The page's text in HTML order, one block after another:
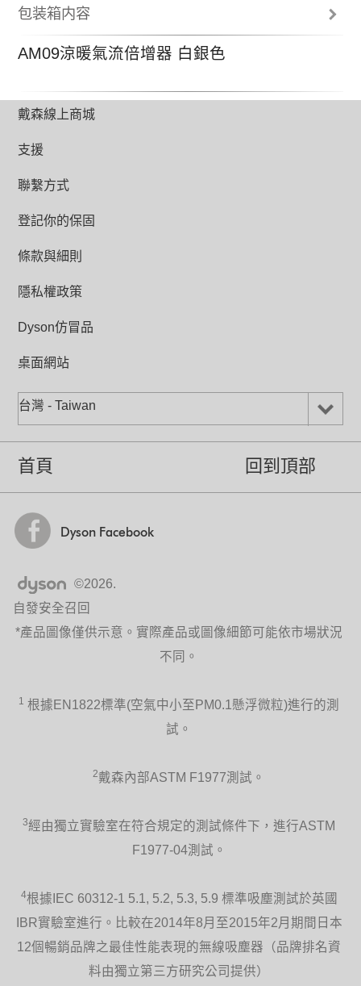
或以廣角模式專為廣角送風以帶動周圍氣
暖空氣透過2.5毫米的窄氣道加速進入，經
過流線型斜板導正方向，繼而在集中模式
氣流相遇時，通過45度投射器將氣流導
出，廣角釋放強勁氣流。
四季適用
在冬天快速均勻溫暖房間，在夏天帶動冷
能當作強勁電風扇使用，但事實上所輸送
的微弱氣流根本無法有效降溫。全新
鐘能吸入28公升空氣，所帶動的強勁氣流
能讓您保持清涼舒適，全年適用！
空氣通過窄氣道加速，所產生的氣流經過
成誘導作用，把強勁而流暢的溫暖氣流輸
送到任何位置。
精準、節能加熱
全新Dyson Hot + Cool™涼暖氣流倍增器
監控環境溫度，以提供精準的加熱控制。
絕不超過設定溫度，不會像其他產品一樣
遠、更快速地在房間中流通，節省電力和
全新Dyson Hot + Cool™涼暖氣流倍增器
無外露發熱元件，不會產生灰塵燒焦的氣
味。備有自動斷電功能及Air Multiplier™氣
流倍增技術，沒有可見的轉動葉片，設計
最高風速
包装箱内容
使用說明
2年零件及人工保固
AM09涼暖氣流倍增器 白銀色
戴森線上商城
支援
聯繫方式
登記你的保固
條款與細則
隱私權政策
Dyson仿冒品
桌面網站
台灣 - Taiwan
首頁 回到頂部
Dyson Facebook
©2026.
自發安全召回
*產品圖像僅供示意。實際產品或圖像細節可能依市場狀況
不同。
1
根據EN1822標準(空氣中小至PM0.1懸浮微粒)進行的測
試。
2戴森內部ASTM F1977測試。
3經由獨立實驗室在符合規定的測試條件下，進行ASTM
F1977-04測試。
4根據IEC 60312-1 5.1, 5.2, 5.3, 5.9 標準吸塵測試於英國
IBR實驗室進行。比較在2014年8月至2015年2月期間日本
12個暢銷品牌之最佳性能表現的無線吸塵器（品牌排名資
料由獨立第三方研究公司提供）